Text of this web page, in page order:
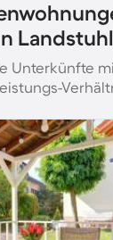
Landstuhl
Unterkünfte